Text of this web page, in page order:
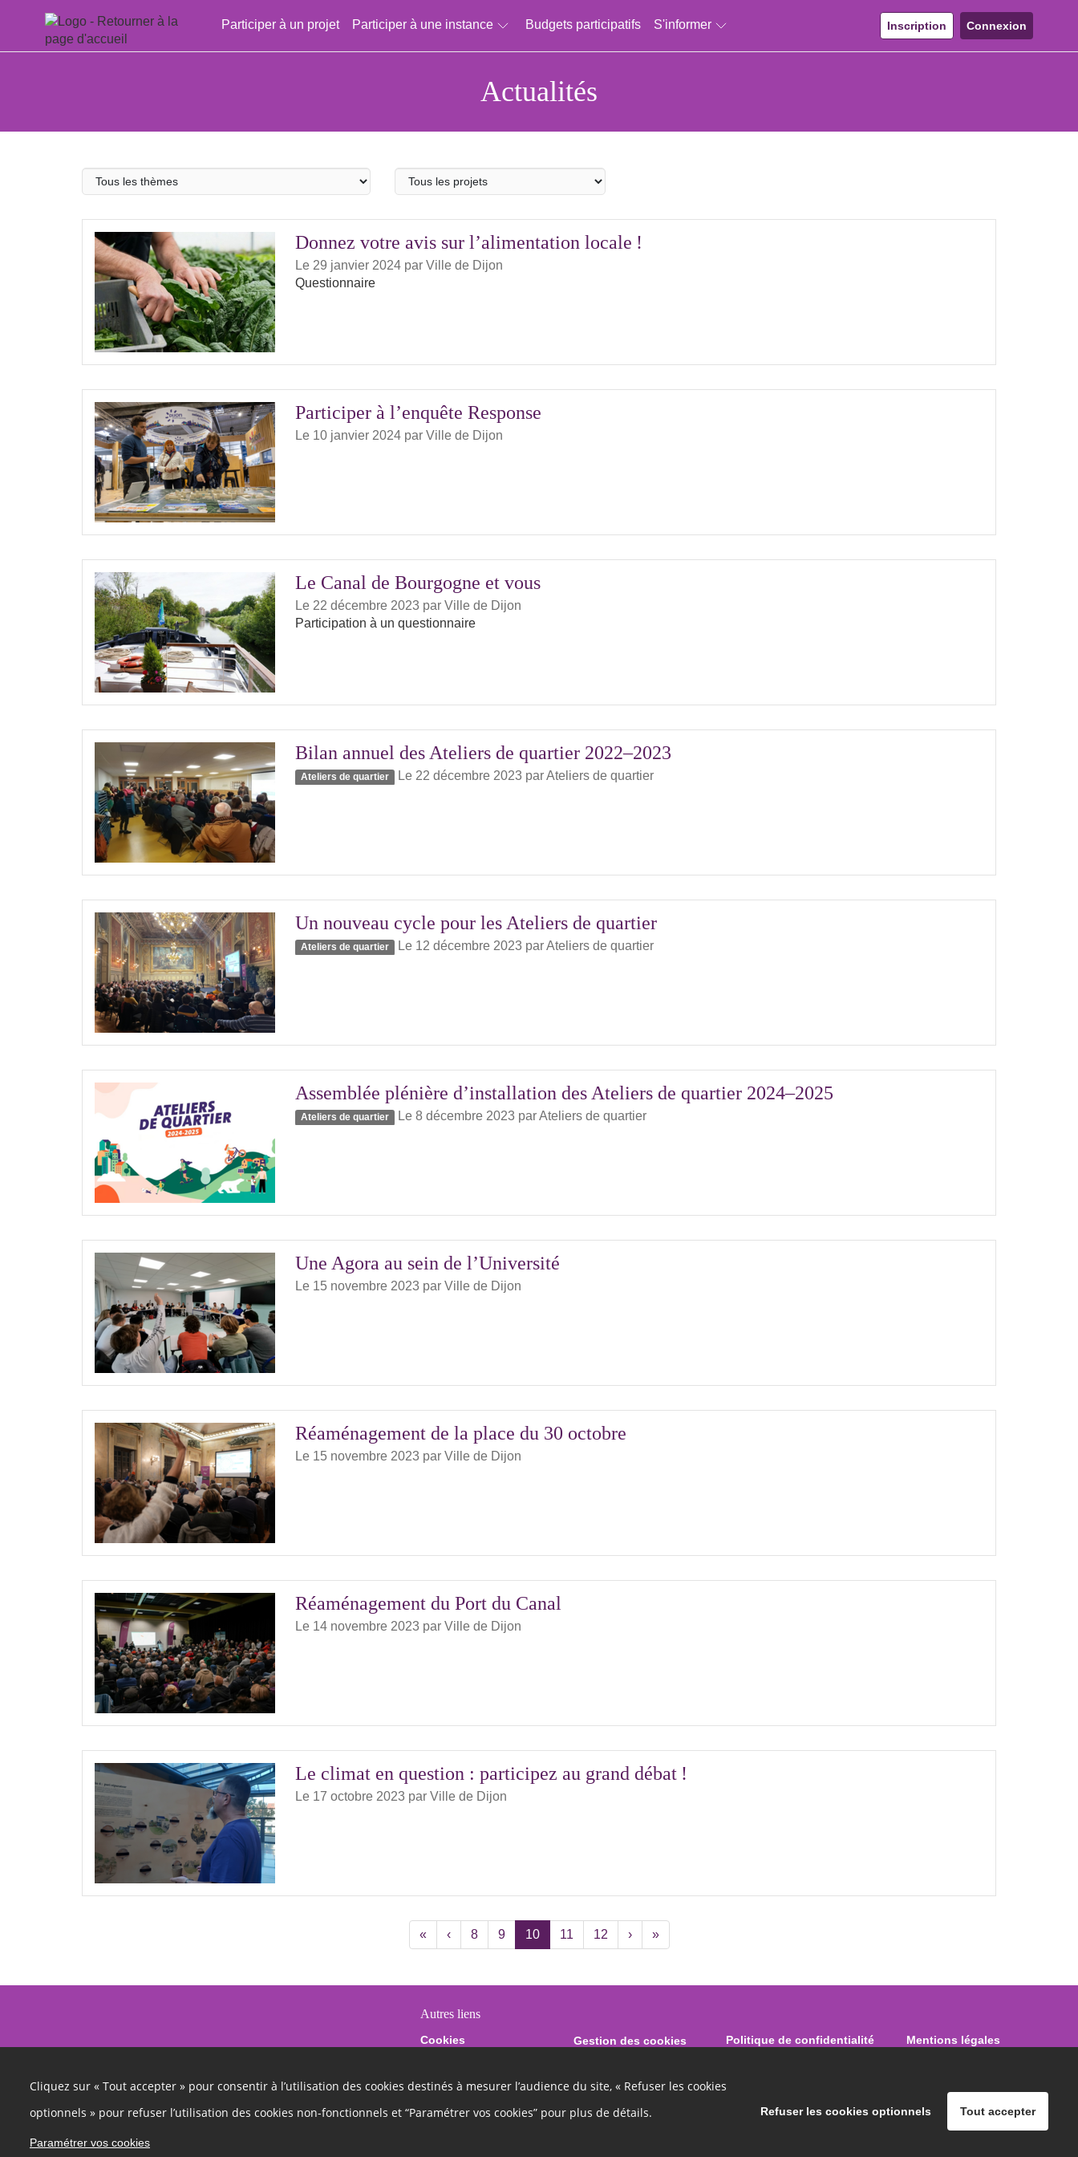
Aller au menu Aller au contenu
Participer à un projet Participer à une instance Budgets participatifs S'informer Inscription Connexion
Actualités
participatif
Donnez votre avis sur l’alimentation locale !
Le 29 janvier 2024 par Ville de Dijon
Questionnaire
Participer à l’enquête Response
Le 10 janvier 2024 par Ville de Dijon
Le Canal de Bourgogne et vous
Le 22 décembre 2023 par Ville de Dijon
Participation à un questionnaire
Bilan annuel des Ateliers de quartier 2022–2023
Ateliers de quartier Le 22 décembre 2023 parAteliers de quartier
Un nouveau cycle pour les Ateliers de quartier
Ateliers de quartier Le 12 décembre 2023 parAteliers de quartier
Assemblée plénière d’installation des Ateliers de quartier 2024–2025
Ateliers de quartier Le 8 décembre 2023 parAteliers de quartier
Une Agora au sein de l’Université
Le 15 novembre 2023 par Ville de Dijon
Réaménagement de la place du 30 octobre
Le 15 novembre 2023 par Ville de Dijon
Réaménagement du Port du Canal
Le 14 novembre 2023 par Ville de Dijon
Le climat en question : participez au grand débat !
Le 17 octobre 2023 par Ville de Dijon
« ‹ 8 9 10 11 12 › »
Cliquez sur « Tout accepter » pour consentir à l’utilisation des cookies destinés à mesurer l’audience du site, « Refuser les cookies
optionnels » pour refuser l’utilisation des cookies non-fonctionnels et “Paramétrer vos cookies” pour plus de détails.
Paramétrer vos cookies
Refuser les cookies optionnels Tout accepter
Autres liens
Cookies Gestion des cookies Politique de confidentialité Mentions légales